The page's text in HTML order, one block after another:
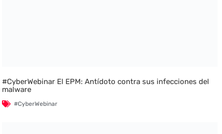
#CyberWebinar El EPM: Antídoto contra sus infecciones del
malware
#CyberWebinar